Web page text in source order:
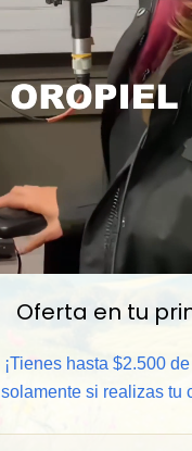
Oferta en tu
¡Tienes hasta $2.500
solamente si realizas tu